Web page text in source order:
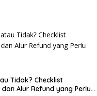
Tidak? Checklist
Alur Refund yang Perlu